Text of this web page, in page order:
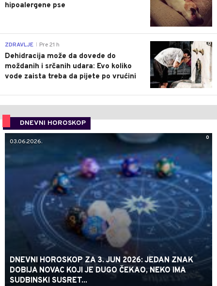
hipoalergene pse
0
ZDRAVLJE Pre 21 h
Dehidracija može da dovede do
moždanih i srčanih udara: Evo koliko
vode zaista treba da pijete po vrućini
DNEVNI HOROSKOP
0
03.06.2026.
DNEVNI HOROSKOP ZA 3. JUN 2026: JEDAN ZNAK
DOBIJA NOVAC KOJI JE DUGO ČEKAO, NEKO IMA
SUDBINSKI SUSRET...